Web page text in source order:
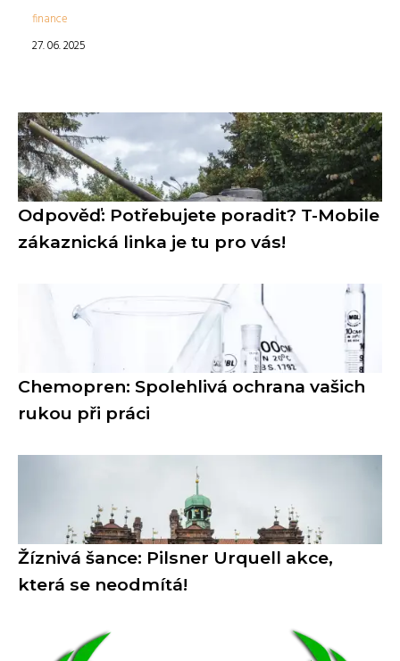
finance
27. 06. 2025
Odpověď: Potřebujete poradit? T-Mobile
zákaznická linka je tu pro vás!
Chemopren: Spolehlivá ochrana vašich
rukou při práci
Žíznivá šance: Pilsner Urquell akce,
která se neodmítá!